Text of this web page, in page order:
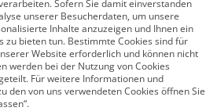
Sofern Sie damit einverstanden
unserer Besucherdaten, um unsere
Inhalte anzuzeigen und Ihnen ein
zu bieten tun. Bestimmte Cookies sind für
Website erforderlich und können nicht
werden bei der Nutzung von Cookies
Für weitere Informationen und
den von uns verwendeten Cookies öffnen Sie